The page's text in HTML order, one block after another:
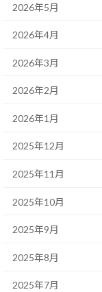
2026年5月
2026年4月
2026年3月
2026年2月
2026年1月
2025年12月
2025年11月
2025年10月
2025年9月
2025年8月
2025年7月